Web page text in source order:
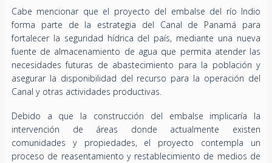
Cabe mencionar que el proyecto del embalse del río Indio
forma parte de la estrategia del Canal de Panamá para
fortalecer la seguridad hídrica del país, mediante una nueva
fuente de almacenamiento de agua que permita atender las
necesidades futuras de abastecimiento para la población y
asegurar la disponibilidad del recurso para la operación del
Canal y otras actividades productivas.
Debido a que la construcción del embalse implicaría la
intervención de áreas donde actualmente existen
comunidades y propiedades, el proyecto contempla un
proceso de reasentamiento y restablecimiento de medios de